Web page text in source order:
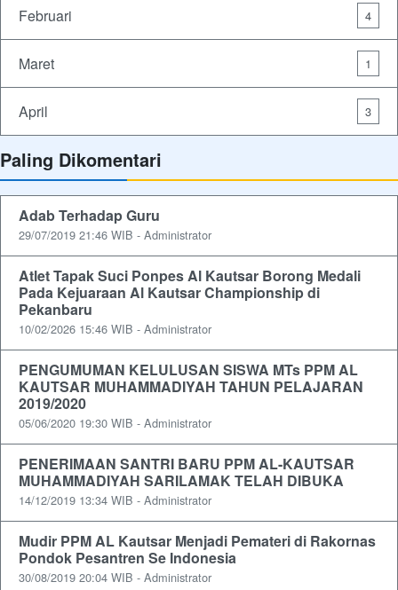
Februari 4
Maret 1
April 3
Paling Dikomentari
Adab Terhadap Guru
29/07/2019 21:46 WIB - Administrator
Atlet Tapak Suci Ponpes Al Kautsar Borong Medali
Pada Kejuaraan Al Kautsar Championship di
Pekanbaru
10/02/2026 15:46 WIB - Administrator
PENGUMUMAN KELULUSAN SISWA MTs PPM AL
KAUTSAR MUHAMMADIYAH TAHUN PELAJARAN
2019/2020
05/06/2020 19:30 WIB - Administrator
PENERIMAAN SANTRI BARU PPM AL-KAUTSAR
MUHAMMADIYAH SARILAMAK TELAH DIBUKA
14/12/2019 13:34 WIB - Administrator
Mudir PPM AL Kautsar Menjadi Pemateri di Rakornas
Pondok Pesantren Se Indonesia
30/08/2019 20:04 WIB - Administrator